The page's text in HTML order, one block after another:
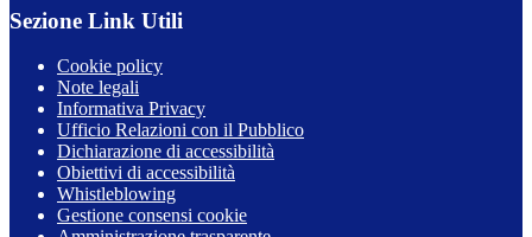
Sezione Link Utili
Cookie policy
Note legali
Informativa Privacy
Ufficio Relazioni con il Pubblico
Dichiarazione di accessibilità
Obiettivi di accessibilità
Whistleblowing
Gestione consensi cookie